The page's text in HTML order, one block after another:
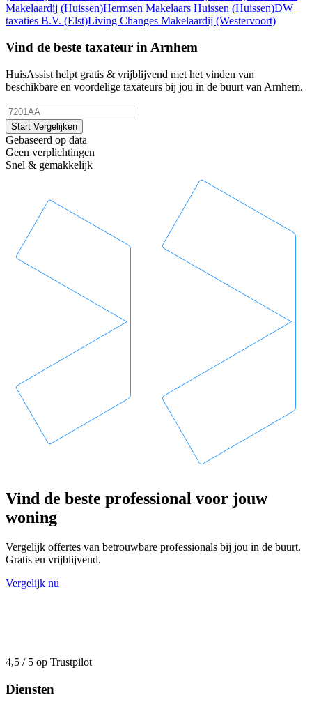
Makelaardij (Huissen)Hermsen Makelaars Huissen (Huissen)DW
taxaties B.V. (Elst)Living Changes Makelaardij (Westervoort)
Vind de beste taxateur in Arnhem
HuisAssist helpt gratis & vrijblijvend met het vinden van
beschikbare en voordelige taxateurs bij jou in de buurt van Arnhem.
Start Vergelijken
Gebaseerd op data
Geen verplichtingen
Snel & gemakkelijk
Vind de beste professional voor jouw
woning
Vergelijk offertes van betrouwbare professionals bij jou in de buurt.
Gratis en vrijblijvend.
Vergelijk nu
4,5 / 5 op Trustpilot
Diensten